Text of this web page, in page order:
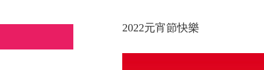
2022元宵節快樂